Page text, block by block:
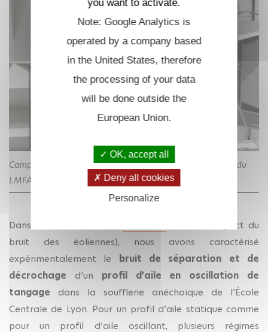
Campagne expérimentale dans la soufflerie anéchoïque du
LMFA dans le cadre du projet ANR PIBE
Dans le cadre du projet
(Prévoir l'impact du
bruit des éoliennes), nous avons caractérisé
expérimentalement le
bruit de séparation et de
décrochage d’un profil d’aile en oscillation de
tangage dans la soufflerie anéchoïque de l’École
Centrale de Lyon. Pour un profil d’aile statique comme
pour un profil d’aile oscillant, plusieurs régimes
you want to activate.
Note: Google Analytics is
operated by a company based
in the United States, therefore
the processing of your data
will be done outside the
European Union.
OK, accept all
Deny all cookies
Personalize